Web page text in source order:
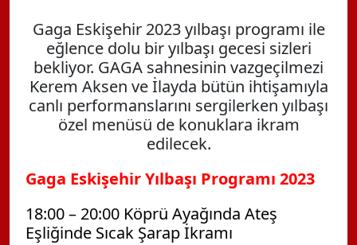
Gaga Eskişehir 2023 yılbaşı programı ile
eğlence dolu bir yılbaşı gecesi sizleri
bekliyor. GAGA sahnesinin vazgeçilmezi
Kerem Aksen ve İlayda bütün ihtişamıyla
canlı performanslarını sergilerken yılbaşı
özel menüsü de konuklara ikram
edilecek.
Gaga Eskişehir Yılbaşı Programı 2023
18:00 – 20:00 Köprü Ayağında Ateş
Eşliğinde Sıcak Şarap İkramı